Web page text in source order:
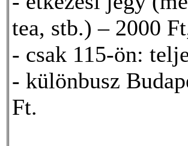
tea, stb.) – 2000
- csak 115-ön:
- különbusz
Ft.